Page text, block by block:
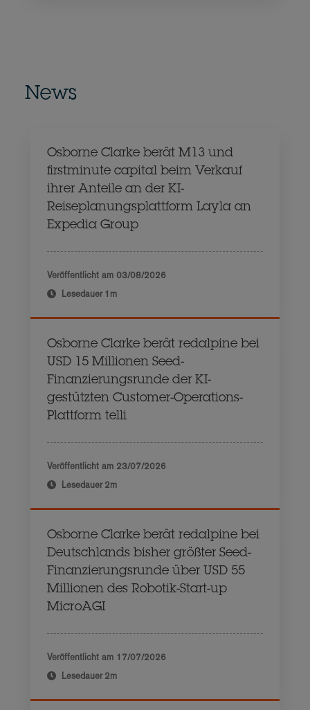
News
Osborne Clarke berät M13 und
firstminute capital beim Verkauf
ihrer Anteile an der KI-
Reiseplanungsplattform Layla an
Expedia Group
Veröffentlicht am 03/08/2026
Lesedauer 1m
Osborne Clarke berät redalpine bei
USD 15 Millionen Seed-
Finanzierungsrunde der KI-
gestützten Customer-Operations-
Plattform telli
Veröffentlicht am 23/07/2026
Lesedauer 2m
Osborne Clarke berät redalpine bei
Deutschlands bisher größter Seed-
Finanzierungsrunde über USD 55
Millionen des Robotik-Start-up
MicroAGI
Veröffentlicht am 17/07/2026
Lesedauer 2m